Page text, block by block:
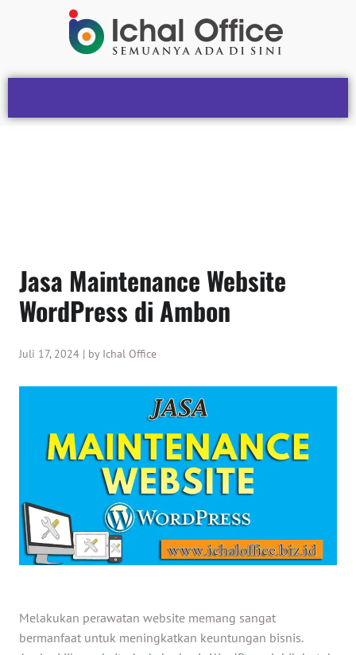
Jasa Maintenance Website
WordPress di Ambon
Juli 17, 2024 | by Ichal Office
Melakukan perawatan website memang sangat
bermanfaat untuk meningkatkan keuntungan bisnis.